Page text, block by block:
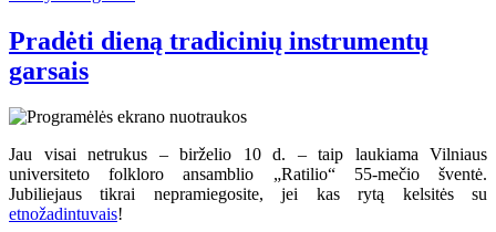
Pradėti dieną tradicinių instrumentų
garsais
Jau visai netrukus – birželio 10 d. – taip laukiama Vilniaus
universiteto folkloro ansamblio „Ratilio“ 55-mečio šventė.
Jubiliejaus tikrai nepramiegosite, jei kas rytą kelsitės su
etnožadintuvais!